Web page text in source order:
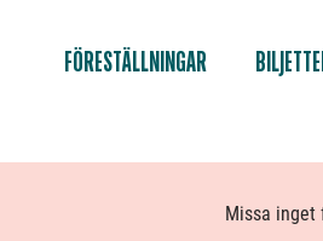
FÖRESTÄLLNINGAR
Missa inget